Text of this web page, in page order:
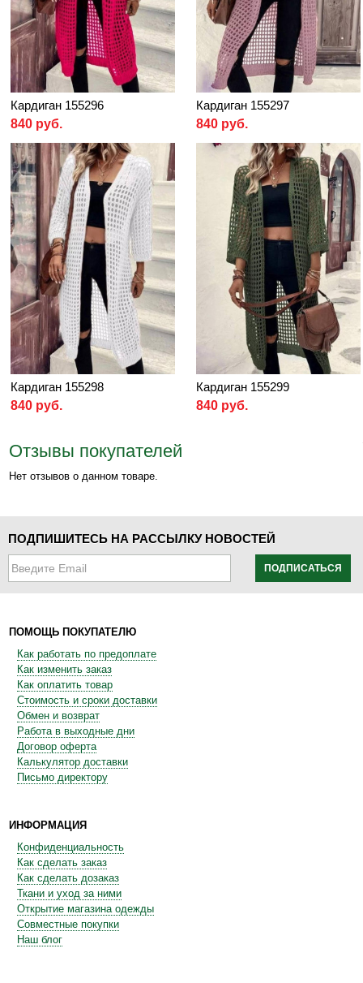
Кардиган 155296
840 руб.
Кардиган 155297
840 руб.
Кардиган 155298
840 руб.
Кардиган 155299
840 руб.
Отзывы покупателей
Нет отзывов о данном товаре.
ПОДПИШИТЕСЬ НА РАССЫЛКУ НОВОСТЕЙ
ПОДПИСАТЬСЯ
ПОМОЩЬ ПОКУПАТЕЛЮ
Как работать по предоплате
Как изменить заказ
Как оплатить товар
Стоимость и сроки доставки
Обмен и возврат
Работа в выходные дни
Договор оферта
Калькулятор доставки
Письмо директору
ИНФОРМАЦИЯ
Конфиденциальность
Как сделать заказ
Как сделать дозаказ
Ткани и уход за ними
Открытие магазина одежды
Совместные покупки
Наш блог